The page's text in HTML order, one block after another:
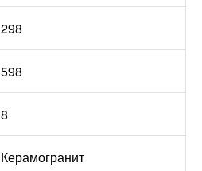
298
598
8
Керамогранит